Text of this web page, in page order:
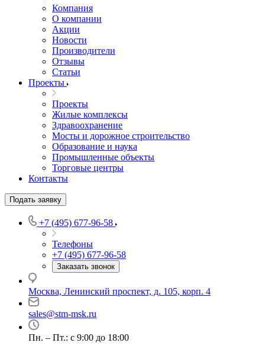
Компания
О компании
Акции
Новости
Производители
Отзывы
Статьи
Проекты
Проекты
Жилые комплексы
Здравоохранение
Мосты и дорожное строительство
Образование и наука
Промышленные объекты
Торговые центры
Контакты
Подать заявку
+7 (495) 677-96-58
Телефоны
+7 (495) 677-96-58
Заказать звонок
Москва, Ленинский проспект, д. 105, корп. 4
sales@stm-msk.ru
Пн. – Пт.: с 9:00 до 18:00